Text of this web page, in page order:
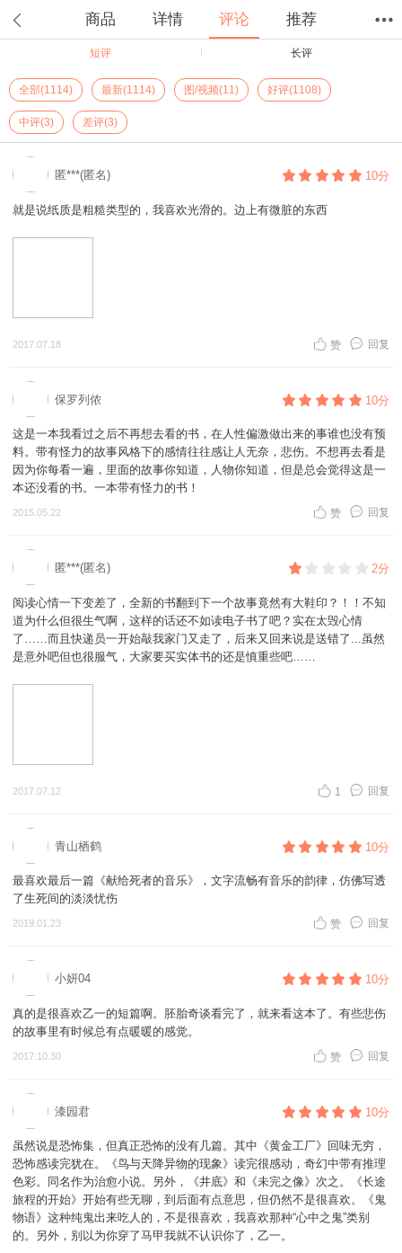
商品 详情 评论 推荐
短评 长评
全部(1114) 最新(1114) 图/视频(11) 好评(1108)
中评(3) 差评(3)
匿***(匿名) 10分
就是说纸质是粗糙类型的，我喜欢光滑的。边上有微脏的东西
2017.07.18 回复
赞
保罗列侬 10分
这是一本我看过之后不再想去看的书，在人性偏激做出来的事谁也没有预
料。带有怪力的故事风格下的感情往往感让人无奈，悲伤。不想再去看是
因为你每看一遍，里面的故事你知道，人物你知道，但是总会觉得这是一
本还没看的书。一本带有怪力的书！
2015.05.22 回复
赞
匿***(匿名) 2分
阅读心情一下变差了，全新的书翻到下一个故事竟然有大鞋印？！！不知
道为什么但很生气啊，这样的话还不如读电子书了吧？实在太毁心情
了……而且快递员一开始敲我家门又走了，后来又回来说是送错了...虽然
是意外吧但也很服气，大家要买实体书的还是慎重些吧……
2017.07.12 回复
1
青山栖鹤 10分
最喜欢最后一篇《献给死者的音乐》，文字流畅有音乐的韵律，仿佛写透
了生死间的淡淡忧伤
2019.01.23 回复
赞
小妍04 10分
真的是很喜欢乙一的短篇啊。胚胎奇谈看完了，就来看这本了。有些悲伤
的故事里有时候总有点暖暖的感觉。
2017.10.30 回复
赞
漆园君 10分
虽然说是恐怖集，但真正恐怖的没有几篇。其中《黄金工厂》回味无穷，
恐怖感读完犹在。《鸟与天降异物的现象》读完很感动，奇幻中带有推理
色彩。同名作为治愈小说。另外，《井底》和《未完之像》次之。《长途
旅程的开始》开始有些无聊，到后面有点意思，但仍然不是很喜欢。《鬼
物语》这种纯鬼出来吃人的，不是很喜欢，我喜欢那种“心中之鬼”类别
的。另外，别以为你穿了马甲我就不认识你了，乙一。